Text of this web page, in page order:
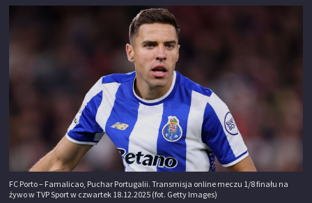
FC Porto – Famalicao, Puchar Portugalii. Transmisja online meczu 1/8 finału na
żywo w TVP Sport w czwartek 18.12.2025 (fot. Getty Images)